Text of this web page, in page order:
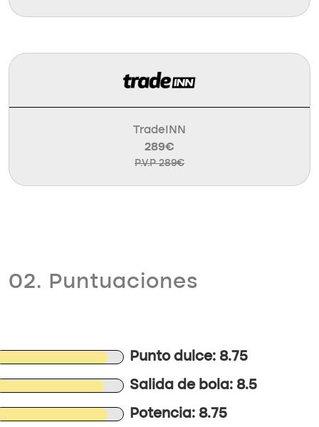
TradeINN
289€
P.V.P 289€
02. Puntuaciones
Punto dulce: 8.75
Salida de bola: 8.5
Potencia: 8.75